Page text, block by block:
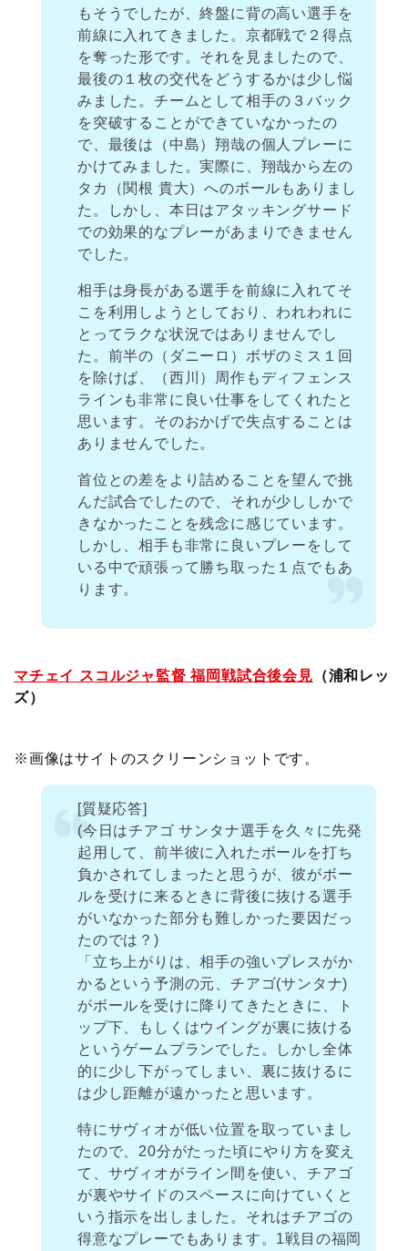
もそうでしたが、終盤に背の高い選手を
前線に入れてきました。京都戦で２得点
を奪った形です。それを見ましたので、
最後の１枚の交代をどうするかは少し悩
みました。チームとして相手の３バック
を突破することができていなかったの
で、最後は（中島）翔哉の個人プレーに
かけてみました。実際に、翔哉から左の
タカ（関根 貴大）へのボールもありまし
た。しかし、本日はアタッキングサード
での効果的なプレーがあまりできません
でした。
相手は身長がある選手を前線に入れてそ
こを利用しようとしており、われわれに
とってラクな状況ではありませんでし
た。前半の（ダニーロ）ボザのミス１回
を除けば、（西川）周作もディフェンス
ラインも非常に良い仕事をしてくれたと
思います。そのおかげで失点することは
ありませんでした。
首位との差をより詰めることを望んで挑
んだ試合でしたので、それが少ししかで
きなかったことを残念に感じています。
しかし、相手も非常に良いプレーをして
いる中で頑張って勝ち取った１点でもあ
ります。
マチェイ スコルジャ監督 福岡戦試合後会見 （浦和レッ
ズ）
※画像はサイトのスクリーンショットです。
[質疑応答]
(今日はチアゴ サンタナ選手を久々に先発
起用して、前半彼に入れたボールを打ち
負かされてしまったと思うが、彼がボー
ルを受けに来るときに背後に抜ける選手
がいなかった部分も難しかった要因だっ
たのでは？)
「立ち上がりは、相手の強いプレスがか
かるという予測の元、チアゴ(サンタナ)
がボールを受けに降りてきたときに、ト
ップ下、もしくはウイングが裏に抜ける
というゲームプランでした。しかし全体
的に少し下がってしまい、裏に抜けるに
は少し距離が遠かったと思います。
特にサヴィオが低い位置を取っていまし
たので、20分がたった頃にやり方を変え
て、サヴィオがライン間を使い、チアゴ
が裏やサイドのスペースに向けていくと
いう指示を出しました。それはチアゴの
得意なプレーでもあります。1戦目の福岡